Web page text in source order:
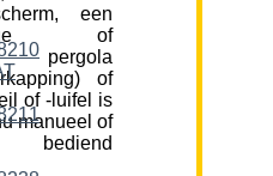
een
of
pergola
of
of -luifel is
manueel of
bediend